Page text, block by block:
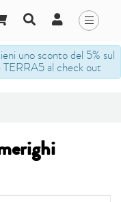
uno sconto del 5% sul
al check out